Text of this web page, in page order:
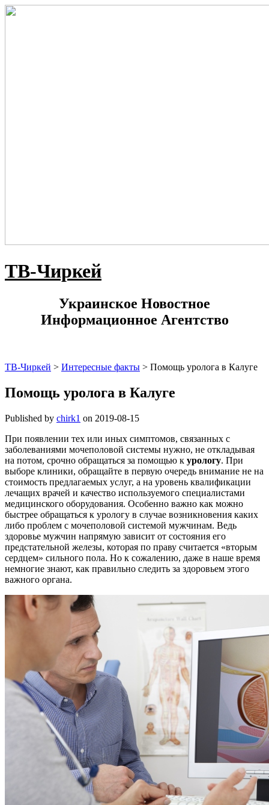
ТВ-Чиркей
Украинское Новостное
Информационное Агентство
ТВ-Чиркей > Интересные факты > Помощь уролога в Калуге
Помощь уролога в Калуге
Published by chirk1 on 2019-08-15
При появлении тех или иных симптомов, связанных с
заболеваниями мочеполовой системы нужно, не откладывая
на потом, срочно обращаться за помощью к урологу. При
выборе клиники, обращайте в первую очередь внимание не на
стоимость предлагаемых услуг, а на уровень квалификации
лечащих врачей и качество используемого специалистами
медицинского оборудования. Особенно важно как можно
быстрее обращаться к урологу в случае возникновения каких
либо проблем с мочеполовой системой мужчинам. Ведь
здоровье мужчин напрямую зависит от состояния его
предстательной железы, которая по праву считается «вторым
сердцем» сильного пола. Но к сожалению, даже в наше время
немногие знают, как правильно следить за здоровьем этого
важного органа.